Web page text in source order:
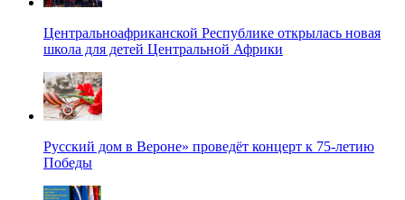
Центральноафриканской Республике открылась новая
школа для детей Центральной Африки
Русский дом в Вероне» проведёт концерт к 75-летию
Победы